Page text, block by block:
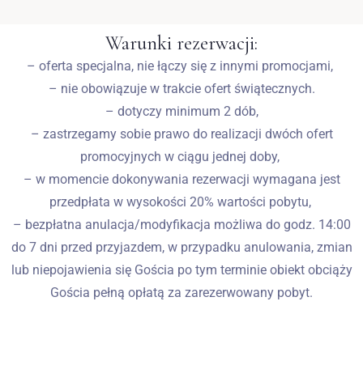
Warunki rezerwacji:
– oferta specjalna, nie łączy się z innymi promocjami,
– nie obowiązuje w trakcie ofert świątecznych.
– dotyczy minimum 2 dób,
– zastrzegamy sobie prawo do realizacji dwóch ofert
promocyjnych w ciągu jednej doby,
– w momencie dokonywania rezerwacji wymagana jest
przedpłata w wysokości 20% wartości pobytu,
– bezpłatna anulacja/modyfikacja możliwa do godz. 14:00
do 7 dni przed przyjazdem, w przypadku anulowania, zmian
lub niepojawienia się Gościa po tym terminie obiekt obciąży
Gościa pełną opłatą za zarezerwowany pobyt.